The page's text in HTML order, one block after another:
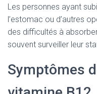
Les personnes ayant
l’estomac ou d’autres
des difficultés à
souvent surveiller leur
Symptômes